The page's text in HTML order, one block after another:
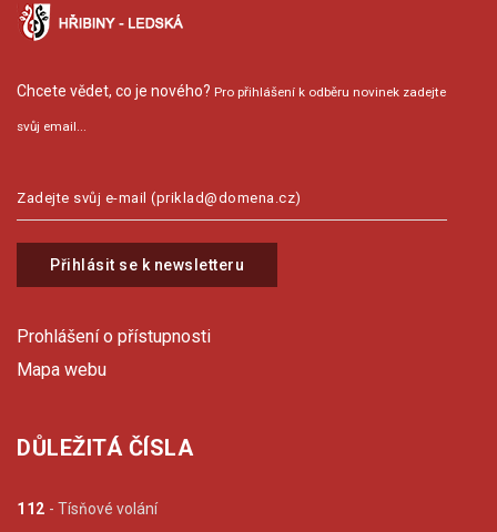
Chcete vědet, co je nového? Pro přihlášení k odběru novinek zadejte
svůj email...
Přihlásit se k newsletteru
Prohlášení o přístupnosti
Mapa webu
DŮLEŽITÁ ČÍSLA
112 - Tísňové volání